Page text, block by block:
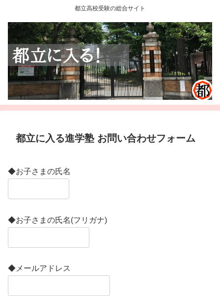
都立高校受験の総合サイト
都立に入る進学塾 お問い合わせフォーム
◆お子さまの氏名
◆お子さまの氏名(フリガナ)
◆メールアドレス